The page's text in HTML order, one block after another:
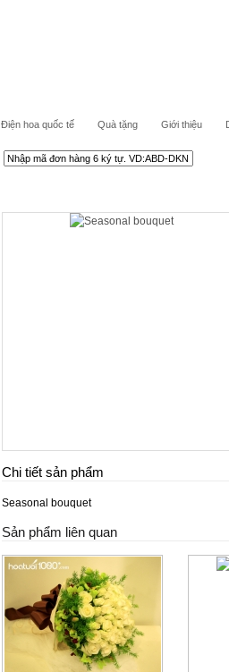
Điện hoa quốc tế Quà tặng Giới thiệu
Chi tiết sản phẩm
Seasonal bouquet
Sản phẩm liên quan